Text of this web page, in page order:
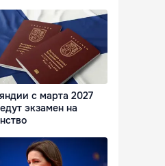
с марта 2027
экзамен на